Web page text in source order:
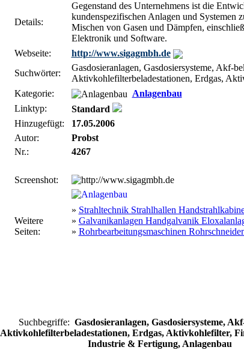
Details:
Gegenstand des Unternehmens ist die
kundenspezifischen Anlagen und Systemen
Mischen von Gasen und Dämpfen,
Elektronik und Software.
Webseite:
http://www.sigagmbh.de
Suchwörter:
Gasdosieranlagen, Gasdosiersysteme, Akf-
Aktivkohlefilterbeladestationen, Erdgas,
Kategorie:
Anlagenbau
Linktyp:
Standard
Hinzugefügt:
17.05.2006
Autor:
Probst
Nr.:
4267
Screenshot:
Weitere
Seiten:
» Strahltechnik Strahlhallen
» Galvanikanlagen Handgalvanik
» Rohrbearbeitungsmaschinen
Suchbegriffe: Gasdosieranlagen, Gasdosiersysteme,
Aktivkohlefilterbeladestationen, Erdgas, Aktivkohlefilter,
Industrie & Fertigung, Anlagenbau